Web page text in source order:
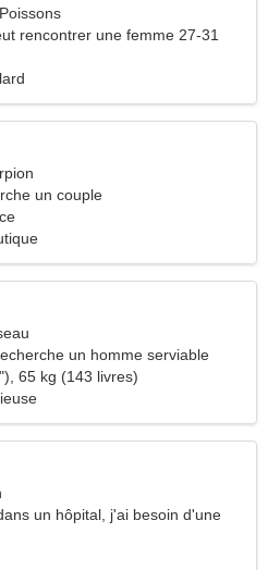
rencontrer une femme 27-31
un couple
un homme serviable
65 kg (143 livres)
un hôpital, j'ai besoin d'une